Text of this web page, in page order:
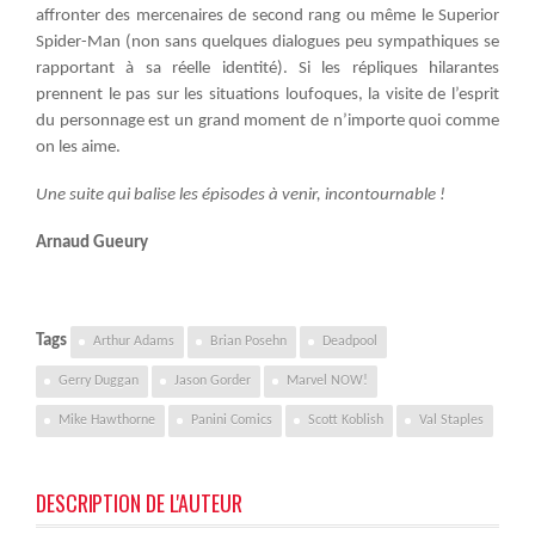
affronter des mercenaires de second rang ou même le Superior
Spider-Man (non sans quelques dialogues peu sympathiques se
rapportant à sa réelle identité). Si les répliques hilarantes
prennent le pas sur les situations loufoques, la visite de l’esprit
du personnage est un grand moment de n’importe quoi comme
on les aime.
Une suite qui balise les épisodes à venir, incontournable !
Arnaud Gueury
Tags Arthur Adams Brian Posehn Deadpool
Gerry Duggan Jason Gorder Marvel NOW!
Mike Hawthorne Panini Comics Scott Koblish Val Staples
DESCRIPTION DE L'AUTEUR